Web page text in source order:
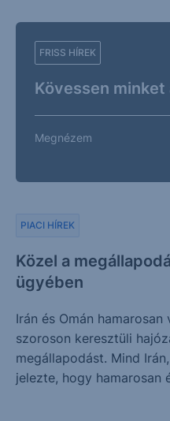
FRISS HÍREK
Kövessen minket
Megnézem
Közel a
ügyében
PIACI HÍREK
Irán és Omán
szoroson keresztüli
megállapodást. Mind
jelezte, hogy hamarosan